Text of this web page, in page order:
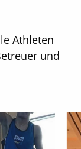
Athleten
und